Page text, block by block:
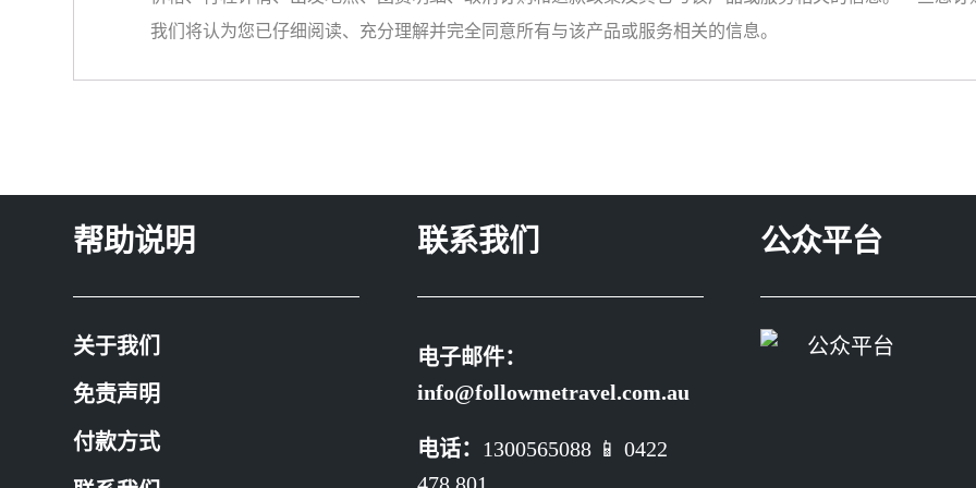
我们将认为您已仔细阅读、充分理解并完全同意所有与该产品或服务相关的信息。
帮助说明
关于我们
免责声明
付款方式
联系我们
电子邮件：
info@followmetravel.com.au
电话： 1300565088 📱 0422
478 801
公众平台